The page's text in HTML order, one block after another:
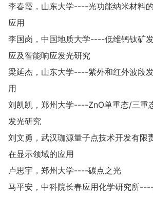
李春霞，山东大学----光功能纳米材料
应用
李国岗，中国地质大学----低维钙钛矿
应及智能响应发光研究
梁延杰，山东大学----紫外和红外波段
用
刘凯凯，郑州大学----ZnO单重态/三重
发光研究
刘文勇，武汉珈源量子点技术开发有
在显示领域的应用
卢思宇，郑州大学----碳点之光
马平安，中科院长春应用化学研究所